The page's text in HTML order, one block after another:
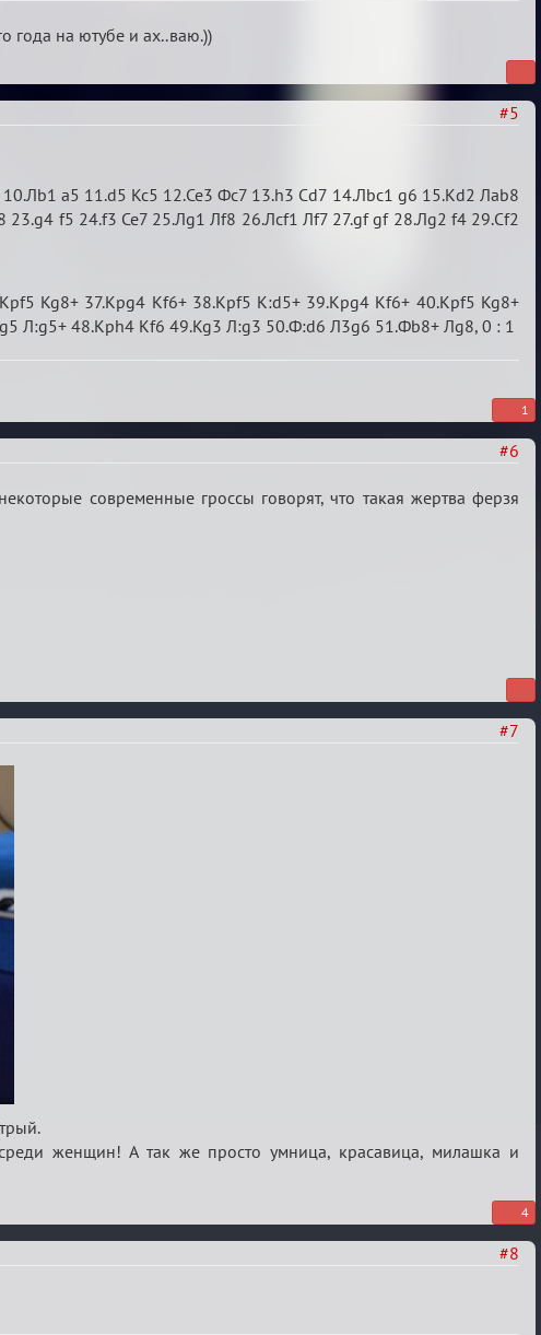
года на ютубе и ах..ваю.))
#5
a5 11.d5 Kc5 12.Ce3 Фс7 13.h3 Cd7 14.Лbc1 g6 15.Kd2 Лab8
f5 24.f3 Ce7 25.Лg1 Лf8 26.Лcf1 Лf7 27.gf gf 28.Лg2 f4 29.Cf2
Kg8+ 37.Kpg4 Kf6+ 38.Kpf5 K:d5+ 39.Kpg4 Kf6+ 40.Kpf5 Kg8+
Л:g5+ 48.Kph4 Kf6 49.Kg3 Л:g3 50.Ф:d6 Л3g6 51.Фb8+ Лg8, 0 : 1
1
#6
современные гроссы говорят, что такая жертва ферзя
#7
женщин! А так же просто умница, красавица, милашка и
4
#8